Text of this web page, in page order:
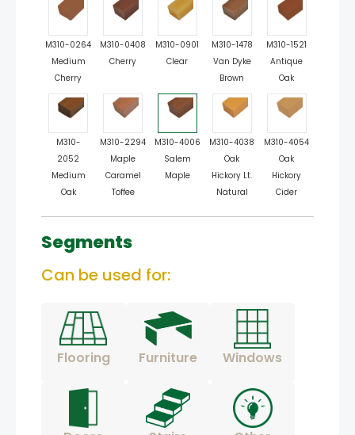
M310-0264
Medium
Cherry
M310-0408
Cherry
M310-0901
Clear
M310-1478
Van Dyke
Brown
M310-1521
Antique
Oak
M310-
2052
Medium
Oak
M310-2294
Maple
Caramel
Toffee
M310-4006
Salem
Maple
M310-4038
Oak
Hickory Lt.
Natural
M310-4054
Oak
Hickory
Cider
Segments
Can be used for:
Flooring Furniture Windows